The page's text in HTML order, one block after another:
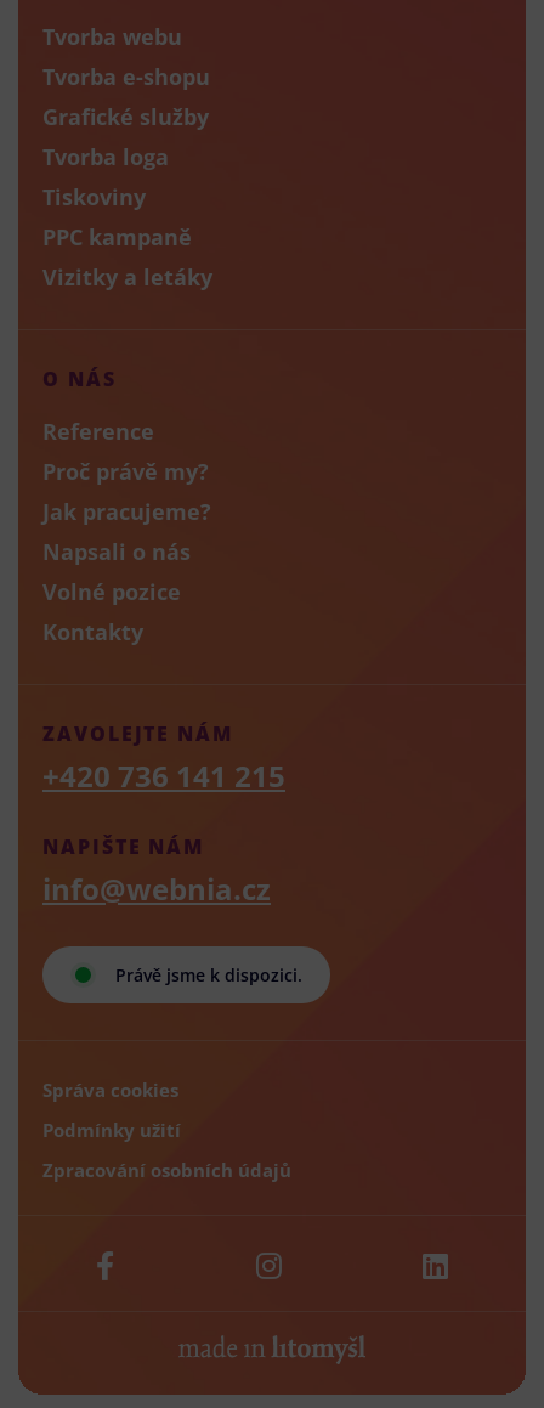
Tvorba webu
Tvorba e-shopu
Grafické služby
Tvorba loga
Tiskoviny
PPC kampaně
Vizitky a letáky
O NÁS
Reference
Proč právě my?
Jak pracujeme?
Napsali o nás
Volné pozice
Kontakty
Právě jsme k dispozici.
NAPIŠTE NÁM
info@webnia.cz
ZAVOLEJTE NÁM
+420 736 141 215
Správa cookies
Podmínky užití
Zpracování osobních údajů